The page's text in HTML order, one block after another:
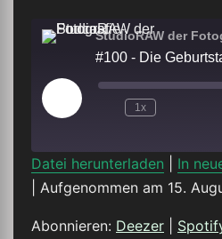
StudioRAW der
Play
Episode
1x
Deezer
TEILEN
LINK
Datei herunterladen
In
Aufgenommen am 15.
Abonnieren: Deezer